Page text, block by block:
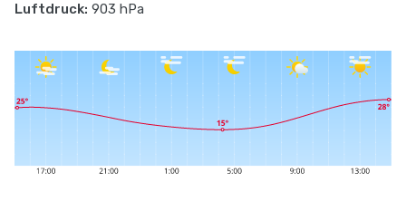
Luftdruck: 903 hPa